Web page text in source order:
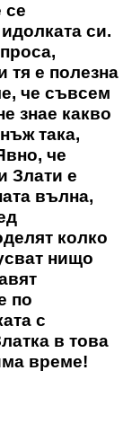
се
си.
тя е полезна
че съвсем
знае какво
така,
че
Злати е
вълна,
колко
нищо
по
с
в това
време!